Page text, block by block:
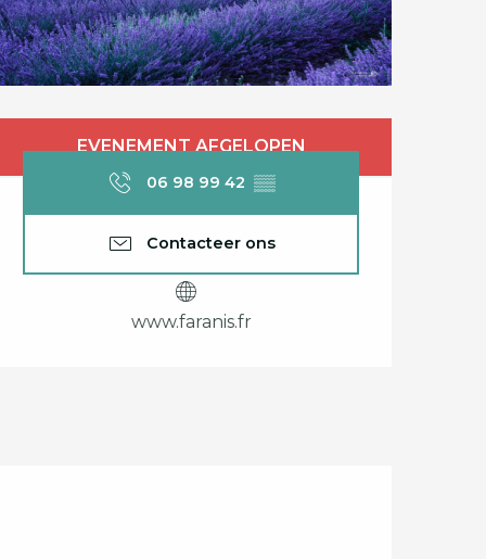
en
EVENEMENT AFGELOPEN
06 98 99 42 ▒▒
Contacteer ons
www.faranis.fr